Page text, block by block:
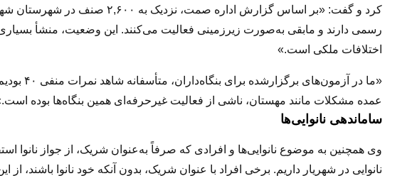
رسمی دارند و مابقی به‌صورت زیرزمینی فعالیت می‌کنند. این وضعیت، منشأ
اختلافات ملکی است.»
«ما در
عمده مشکلات مانند مهستان، ناشی از فعالیت غیرحرفه‌ای همین بنگاه‌ها بوده
ساماندهی نانوایی‌ها
نانوایی در شهریار داریم. برخی افراد با عنوان شریک، بدون آنکه خود نانوا باشند،